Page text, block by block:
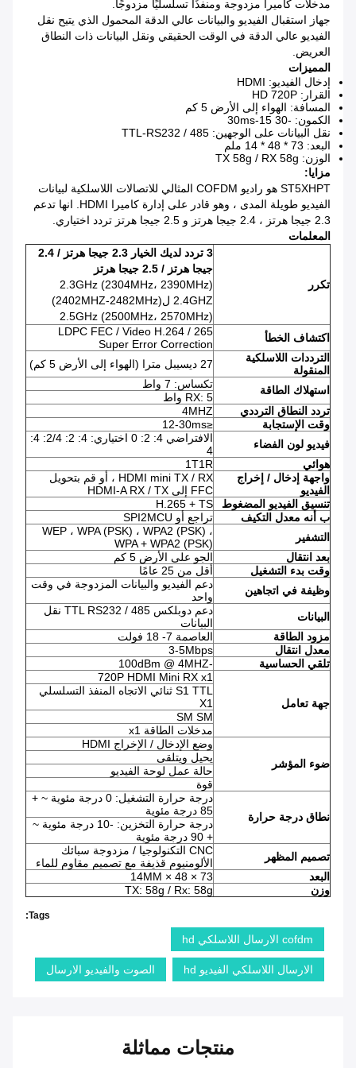
مدخلات كاميرا مزدوجة ومنفذًا تسلسليًا مزدوجًا.
جهاز استقبال الفيديو والبيانات عالي الدقة المحمول الذي يتيح نقل
الفيديو عالي الدقة في الوقت الحقيقي ونقل البيانات ذات النطاق
العريض.
المميزات
إدخال الفيديو: HDMI
القرار: HD 720P
المسافة: الهواء إلى الأرض 5 كم
الكمون: -30 15-30ms
نقل البيانات على الوجهين: TTL-RS232 / 485
البعد: 73 * 48 * 14 ملم
الوزن: TX 58g / RX 58g
مزايا:
ST5XHPT هو راديو COFDM المثالي للاتصالات اللاسلكية لبيانات
الفيديو طويلة المدى ، وهو قادر على إدارة كاميرا HDMI.
انها تدعم
2.3 جيجا هرتز ، 2.4 جيجا هرتز و 2.5 جيجا هرتز تردد اختياري.
المعلمات
تكرر
3 تردد لديك الخيار 2.3 جيجا هرتز / 2.4
جيجا هرتز / 2.5 جيجا هرتز
2.3GHz (2304MHz، 2390MHz)
2.4GHZ ل(2402MHZ-2482MHz)
2.5GHz (2500MHz، 2570MHz)
اكتشاف الخطأ
LDPC FEC / Video H.264 / 265
Super Error Correction
الترددات اللاسلكية
المنقولة
27 ديسيبل مترا (الهواء إلى الأرض 5 كم)
استهلاك الطاقة
تكساس: 7 واط
RX: 5 واط
تردد النطاق الترددي
4MHZ
وقت الإستجابة
≤12-30ms
فيديو لون الفضاء
الافتراضي 4: 2: 0 اختياري: 4: 2: 2/4: 4:
4
هوائي
1T1R
واجهة إدخال / إخراج
الفيديو
HDMI mini TX / RX ، أو قم بتحويل
FFC إلى HDMI-A RX / TX
تنسيق الفيديو المضغوط
H.265 + TS
ب أنه معدل التكيف
تراجع أو SPI2MCU
التشفير
WEP ، WPA (PSK) ، WPA2 (PSK) ،
WPA + WPA2 (PSK)
بعد انتقال
الجو على الأرض 5 كم
وقت بدء التشغيل
أقل من 25 عامًا
وظيفة في اتجاهين
دعم الفيديو والبيانات المزدوجة في وقت
واحد
البيانات
دعم دوبلكس TTL RS232 / 485 نقل
البيانات
مزود الطاقة
العاصمة 7- 18 فولت
معدل انتقال
3-5Mbps
تلقي الحساسية
-100dBm @ 4MHZ
جهة تعامل
720P HDMI Mini RX x1
S1 TTL ثنائي الاتجاه المنفذ التسلسلي
X1
SM SM
مدخلات الطاقة x1
ضوء المؤشر
وضع الإدخال / الإخراج HDMI
يحيل ويتلقى
حالة عمل لوحة الفيديو
قوة
نطاق درجة حرارة
درجة حرارة التشغيل: 0 درجة مئوية ~ +
85 درجة مئوية
درجة حرارة التخزين: -10 درجة مئوية ~
+ 90 درجة مئوية
تصميم المظهر
CNC التكنولوجيا / مزدوجة سبائك
الألومنيوم قذيفة مع تصميم مقاوم للماء
البعد
73 × 48 × 14MM
وزن
TX: 58g / Rx: 58g
Tags:
cofdm الارسال اللاسلكي hd
الارسال اللاسلكي الفيديو hd الصوت والفيديو الارسال
منتجات مماثلة